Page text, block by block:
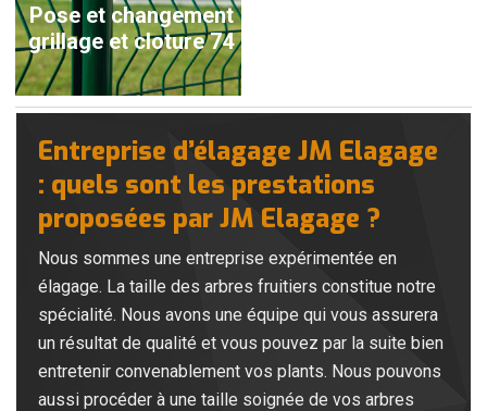
Pose et changement
grillage et cloture 74
Entreprise d’élagage JM Elagage
: quels sont les prestations
proposées par JM Elagage ?
Nous sommes une entreprise expérimentée en
élagage. La taille des arbres fruitiers constitue notre
spécialité. Nous avons une équipe qui vous assurera
un résultat de qualité et vous pouvez par la suite bien
entretenir convenablement vos plants. Nous pouvons
aussi procéder à une taille soignée de vos arbres